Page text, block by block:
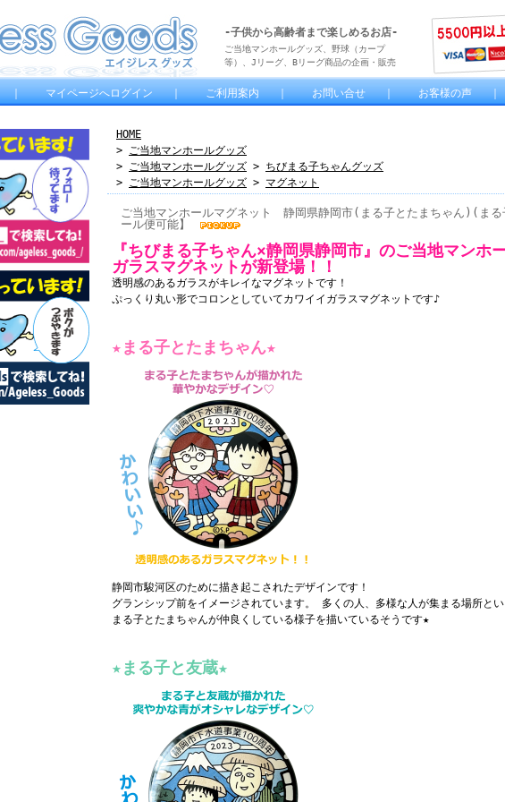
-子供から高齢者まで楽しめるお店-
ご当地マンホールグッズ、野球（カープ
等）、Jリーグ、Bリーグ商品の企画・販売
｜ マイページへログイン ｜ ご利用案内 ｜ お問い合せ ｜ お客様の声
HOME
> ご当地マンホールグッズ
> ご当地マンホールグッズ > ちびまる子ちゃんグッズ
> ご当地マンホールグッズ > マグネット
ご当地マンホールマグネット 静岡県静岡市(まる子とたまちゃん)(ま
ール便可能】
『ちびまる子ちゃん×静岡県静岡市』のご当地マンホ
ガラスマグネットが新登場！！
透明感のあるガラスがキレイなマグネットです！
ぷっくり丸い形でコロンとしていてカワイイガラスマグネットです♪
★まる子とたまちゃん★
静岡市駿河区のために描き起こされたデザインです！
グランシップ前をイメージされています。 多くの人、多様な人が集まる場所とい
まる子とたまちゃんが仲良くしている様子を描いているそうです★
★まる子と友蔵★